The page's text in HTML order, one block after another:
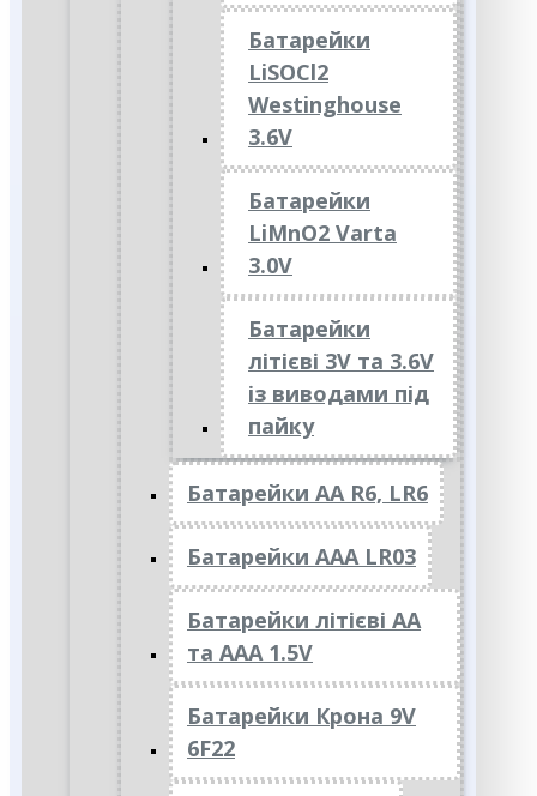
Батарейки
LiSOCl2
Westinghouse
3.6V
Батарейки
LiMnO2 Varta
3.0V
Батарейки
літієві 3V та 3.6V
із виводами під
пайку
Батарейки АА R6, LR6
Батарейки АAА LR03
Батарейки літієві АА
та ААА 1.5V
Батарейки Крона 9V
6F22